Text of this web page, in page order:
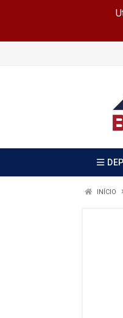
INÍCIO